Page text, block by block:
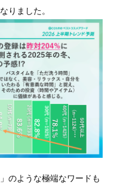
りました。
のような極端なワードも